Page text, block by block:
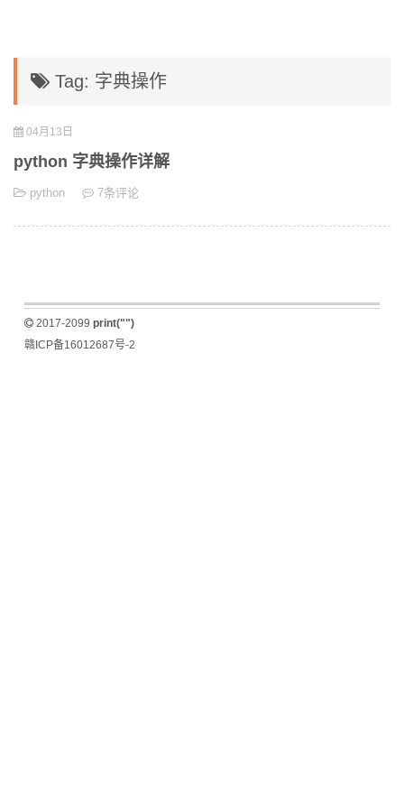
Tag: 字典操作
04月13日
python 字典操作详解
python 7条评论
2017-2099 print("")
赣ICP备16012687号-2